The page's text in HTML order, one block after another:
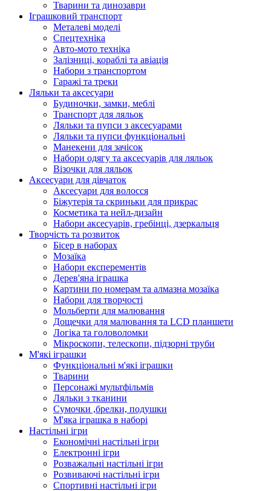
Тварини та динозаври
Іграшковий транспорт
Металеві моделі
Спецтехніка
Авто-мото техніка
Залізниці, кораблі та авіація
Набори з транспортом
Гаражі та треки
Ляльки та аксесуари
Будиночки, замки, меблі
Транспорт для ляльок
Ляльки та пупси з аксесуарами
Ляльки та пупси функціональні
Манекени для зачісок
Набори одягу та аксесуарів для ляльок
Візочки для ляльок
Аксесуари для дівчаток
Аксесуари для волосся
Біжутерія та скриньки для прикрас
Косметика та нейл-дизайн
Набори аксесуарів, гребінці, дзеркальця
Творчість та розвиток
Бісер в наборах
Мозаїка
Набори експерементів
Дерев'яна іграшка
Картини по номерам та алмазна мозаїка
Набори для творчості
Мольберти для малювання
Дощечки для малювання та LCD планшети
Логіка та головоломки
Мікроскопи, телескопи, підзорні труби
М'які іграшки
Функціональні м'які іграшки
Тварини
Персонажі мультфільмів
Ляльки з тканини
Сумочки ,брелки, подушки
М'яка іграшка в наборі
Настільні ігри
Економічні настільні ігри
Електронні ігри
Розважальні настільні ігри
Розвиваючі настільні ігри
Спортивні настільні ігри